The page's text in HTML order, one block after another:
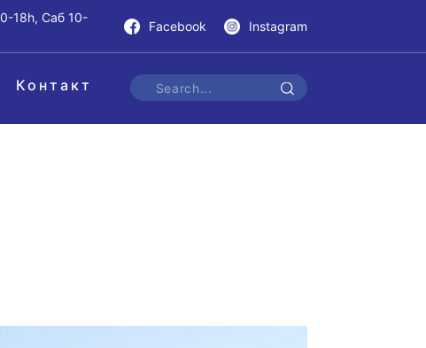
18h, Саб 10-
Facebook Instagram
Контакт